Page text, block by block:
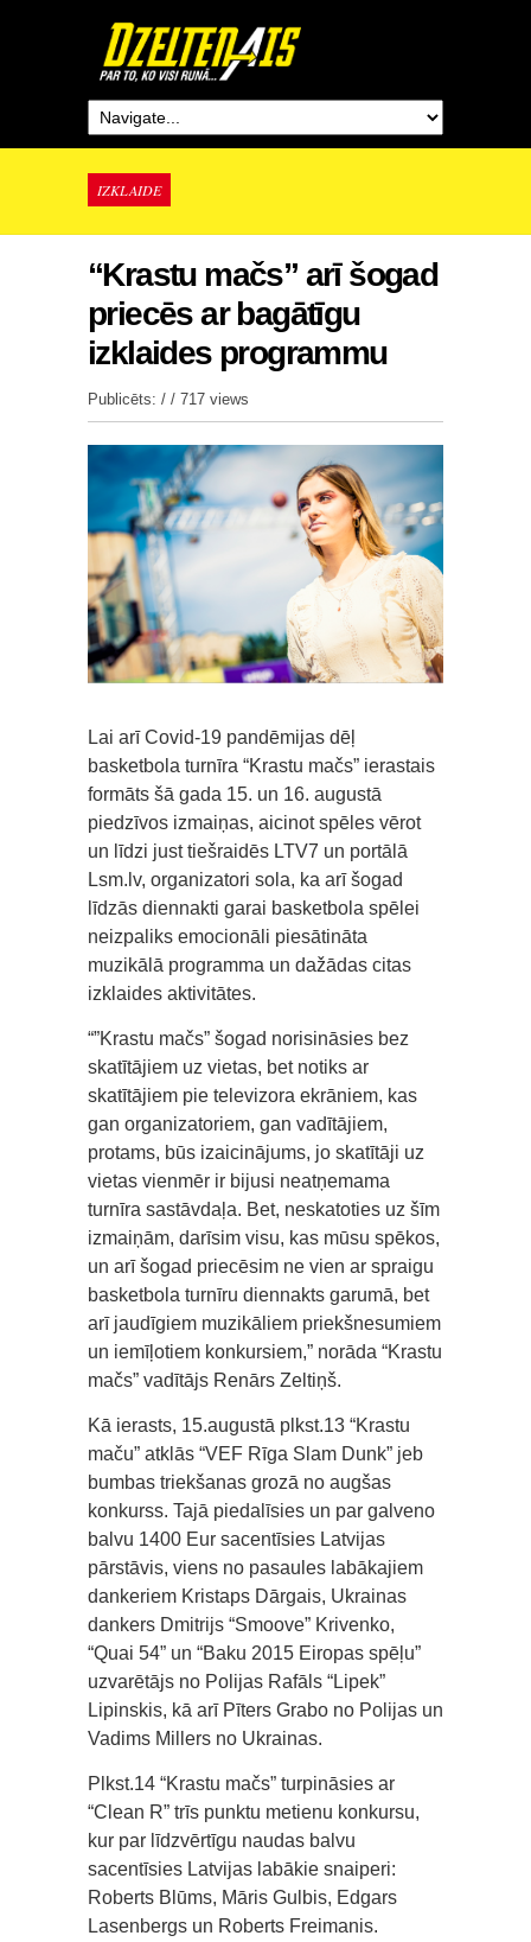
IZKLAIDE
“Krastu mačs” arī šogad
priecēs ar bagātīgu
izklaides programmu
Publicēts: / / 717 views
Lai arī Covid-19 pandēmijas dēļ
basketbola turnīra “Krastu mačs” ierastais
formāts šā gada 15. un 16. augustā
piedzīvos izmaiņas, aicinot spēles vērot
un līdzi just tiešraidēs LTV7 un portālā
Lsm.lv, organizatori sola, ka arī šogad
līdzās diennakti garai basketbola spēlei
neizpaliks emocionāli piesātināta
muzikālā programma un dažādas citas
izklaides aktivitātes.
“”Krastu mačs” šogad norisināsies bez
skatītājiem uz vietas, bet notiks ar
skatītājiem pie televizora ekrāniem, kas
gan organizatoriem, gan vadītājiem,
protams, būs izaicinājums, jo skatītāji uz
vietas vienmēr ir bijusi neatņemama
turnīra sastāvdaļa. Bet, neskatoties uz šīm
izmaiņām, darīsim visu, kas mūsu spēkos,
un arī šogad priecēsim ne vien ar spraigu
basketbola turnīru diennakts garumā, bet
arī jaudīgiem muzikāliem priekšnesumiem
un iemīļotiem konkursiem,” norāda “Krastu
mačs” vadītājs Renārs Zeltiņš.
Kā ierasts, 15.augustā plkst.13 “Krastu
maču” atklās “VEF Rīga Slam Dunk” jeb
bumbas triekšanas grozā no augšas
konkurss. Tajā piedalīsies un par galveno
balvu 1400 Eur sacentīsies Latvijas
pārstāvis, viens no pasaules labākajiem
dankeriem Kristaps Dārgais, Ukrainas
dankers Dmitrijs “Smoove” Krivenko,
“Quai 54” un “Baku 2015 Eiropas spēļu”
uzvarētājs no Polijas Rafāls “Lipek”
Lipinskis, kā arī Pīters Grabo no Polijas un
Vadims Millers no Ukrainas.
Plkst.14 “Krastu mačs” turpināsies ar
“Clean R” trīs punktu metienu konkursu,
kur par līdzvērtīgu naudas balvu
sacentīsies Latvijas labākie snaiperi:
Roberts Blūms, Māris Gulbis, Edgars
Lasenbergs un Roberts Freimanis.